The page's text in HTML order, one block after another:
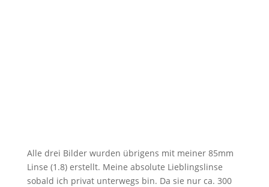
Alle drei Bilder wurden übrigens mit meiner 85mm
Linse (1.8) erstellt. Meine absolute Lieblingslinse
sobald ich privat unterwegs bin. Da sie nur ca. 300